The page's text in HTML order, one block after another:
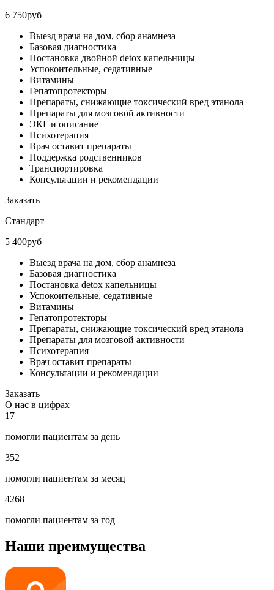
6 750руб
Выезд врача на дом, сбор анамнеза
Базовая диагностика
Постановка двойной detox капельницы
Успокоительные, седативные
Витамины
Гепатопротекторы
Препараты, снижающие токсический вред этанола
Препараты для мозговой активности
ЭКГ и описание
Психотерапия
Врач оставит препараты
Поддержка родственников
Транспортировка
Консультации и рекомендации
Заказать
Стандарт
5 400руб
Выезд врача на дом, сбор анамнеза
Базовая диагностика
Постановка detox капельницы
Успокоительные, седативные
Витамины
Гепатопротекторы
Препараты, снижающие токсический вред этанола
Препараты для мозговой активности
Психотерапия
Врач оставит препараты
Консультации и рекомендации
Заказать
О нас в цифрах
17
помогли пациентам за день
352
помогли пациентам за месяц
4268
помогли пациентам за год
Наши преимущества